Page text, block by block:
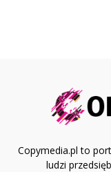
Copymedia.pl to
ludzi